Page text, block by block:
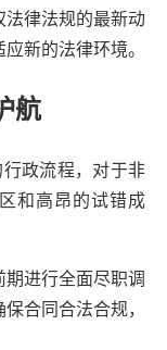
法律法规的最新动
新的法律环境。
航
政流程，对于非
和高昂的试错成
期进行全面尽职调
合同合法合规，